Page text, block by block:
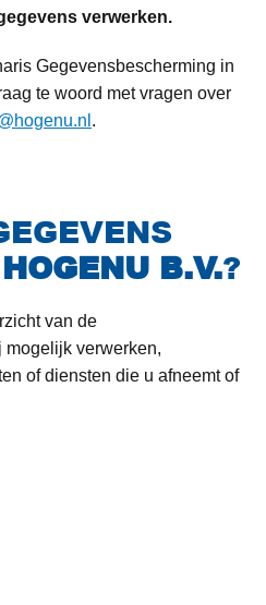
verwerken.
Gegevensbescherming in
te woord met vragen over
.
HOGENU B.V.?
van de
verwerken,
of diensten die u afneemt of